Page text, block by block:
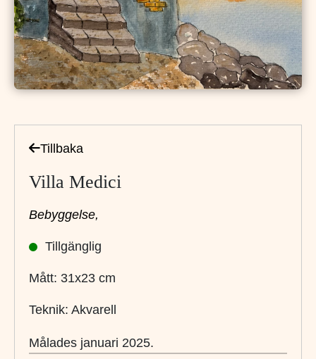
Tillbaka
Villa Medici
Bebyggelse,
Tillgänglig
Mått: 31x23 cm
Teknik: Akvarell
Målades januari 2025.